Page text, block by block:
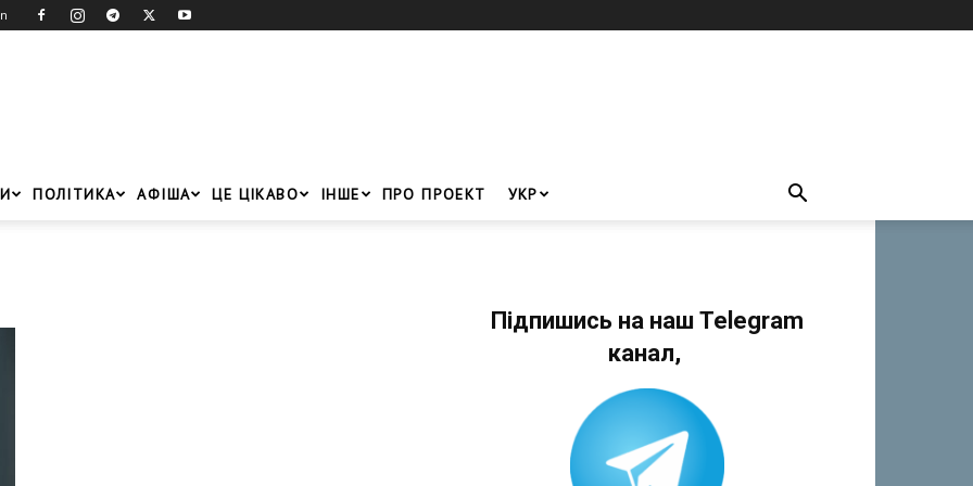
ПОЛІТИКА АФІША ЦЕ ЦІКАВО ІНШЕ ПРО ПРОЕКТ УКР
Підпишись на наш Telegram
канал,